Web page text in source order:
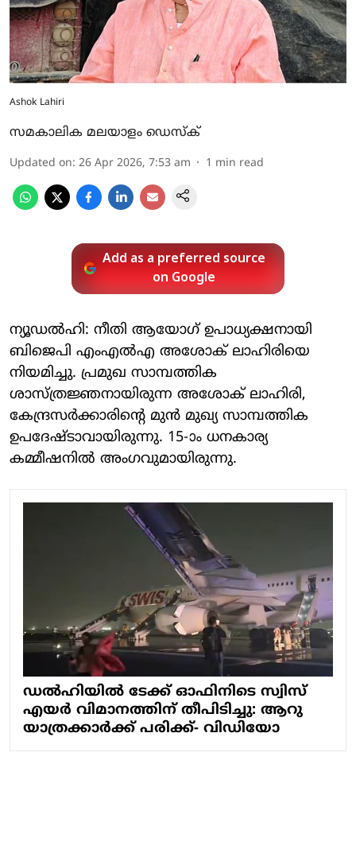
Ashok Lahiri
സമകാലിക മലയാളം ഡെസ്ക്
Updated on: 26 Apr 2026, 7:53 am 1 min read
Add as a preferred source
on Google
ന്യൂഡല്‍ഹി: നീതി ആയോഗ് ഉപാധ്യക്ഷനായി
ബിജെപി എംഎല്‍എ അശോക് ലാഹിരിയെ
നിയമിച്ചു. പ്രമുഖ സാമ്പത്തിക
ശാസ്ത്രജ്ഞനായിരുന്ന അശോക് ലാഹിരി,
കേന്ദ്രസര്‍ക്കാരിന്റെ മുന്‍ മുഖ്യ സാമ്പത്തിക
ഉപദേഷ്ടാവായിരുന്നു. 15-ാം ധനകാര്യ
കമ്മീഷനില്‍ അംഗവുമായിരുന്നു.
ഡല്‍ഹിയില്‍ ടേക്ക് ഓഫിനിടെ സ്വിസ്
എയര്‍ വിമാനത്തിന് തീപിടിച്ചു: ആറു
യാത്രക്കാര്‍ക്ക് പരിക്ക്- വിഡിയോ